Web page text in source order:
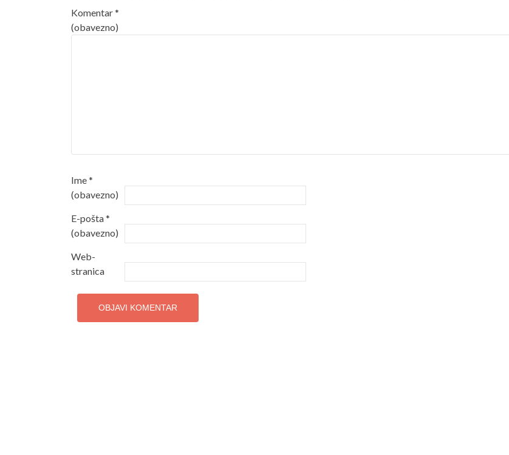
Komentar*
(obavezno)
Ime*
(obavezno)
E-pošta*
(obavezno)
Web-
stranica